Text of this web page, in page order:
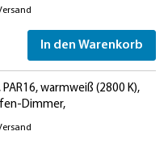
In den Warenkorb
warmweiß (2800 K),
Dimmer,